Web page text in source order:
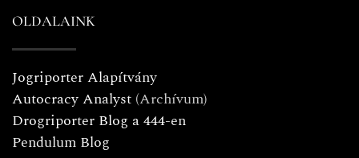
OLDALAINK
Jogriporter Alapítvány
Autocracy Analyst (Archívum)
Drogriporter Blog a 444-en
Pendulum Blog